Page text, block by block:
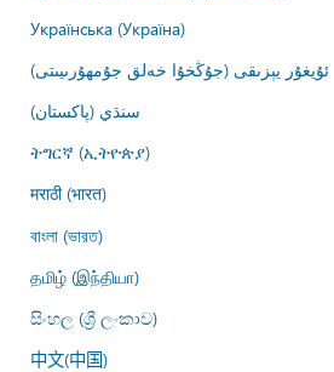
Українська (Україна)
ئۇيغۇر يېزىقى (جۇڭخۇا خەلق جۇمھۇرىيىتى)
سنڌي (پاکستان)
ትግርኛ (ኢትዮጵያ)
मराठी (भारत)
বাংলা (ভারত)
தமிழ் (இந்தியா)
සිංහල (ශ්‍රී ලංකාව)
中文(中国)